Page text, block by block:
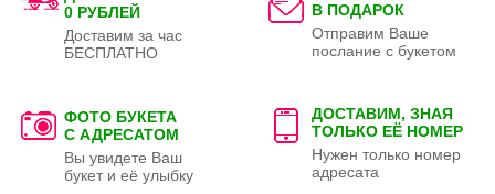
0 РУБЛЕЙ
Доставим за час
БЕСПЛАТНО
В ПОДАРОК
Отправим Ваше
послание с букетом
ФОТО БУКЕТА
С АДРЕСАТОМ
Вы увидете Ваш
букет и её улыбку
ДОСТАВИМ, ЗНАЯ
ТОЛЬКО ЕЁ НОМЕР
Нужен только номер
адресата